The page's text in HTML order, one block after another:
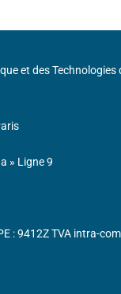
et des
» Ligne 9
: 9412Z TVA intra-